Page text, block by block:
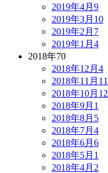
2019年4月 9
2019年3月 10
2019年2月 7
2019年1月 4
2018年70
2018年12月 4
2018年11月 11
2018年10月 12
2018年9月 1
2018年8月 5
2018年7月 4
2018年6月 6
2018年5月 1
2018年4月 2